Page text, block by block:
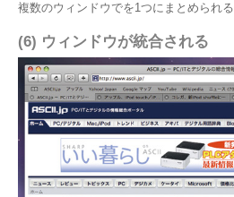
複数のウィンドウでを1つにまとめられる
(6) ウィンドウが統合される